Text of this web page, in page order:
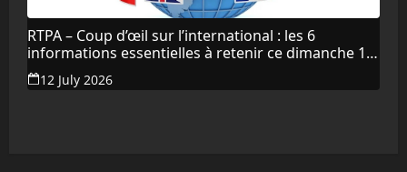
RTPA – Coup d’œil sur l’international : les 6
informations essentielles à retenir ce dimanche 12
juillet 2026
12 July 2026